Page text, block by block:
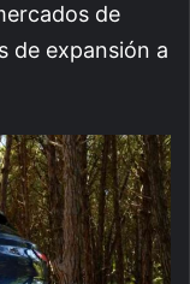
de
de expansión a